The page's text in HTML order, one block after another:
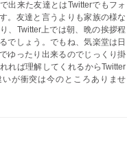
出来た友達とはTwitterでもフォ
。友達と言うよりも家族の様な
、Twitter上では朝、晩の挨拶程
でしょう。でもね、気楽堂は日
ゆったり出来るのでじっくり掛
れば理解してくれるからTwitter
が衝突は今のところありませ